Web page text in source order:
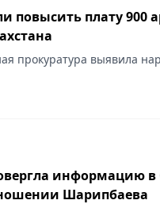
повысить плату 900
прокуратура выявила
в аренду
железнодорожных
информацию
Шарипбаева